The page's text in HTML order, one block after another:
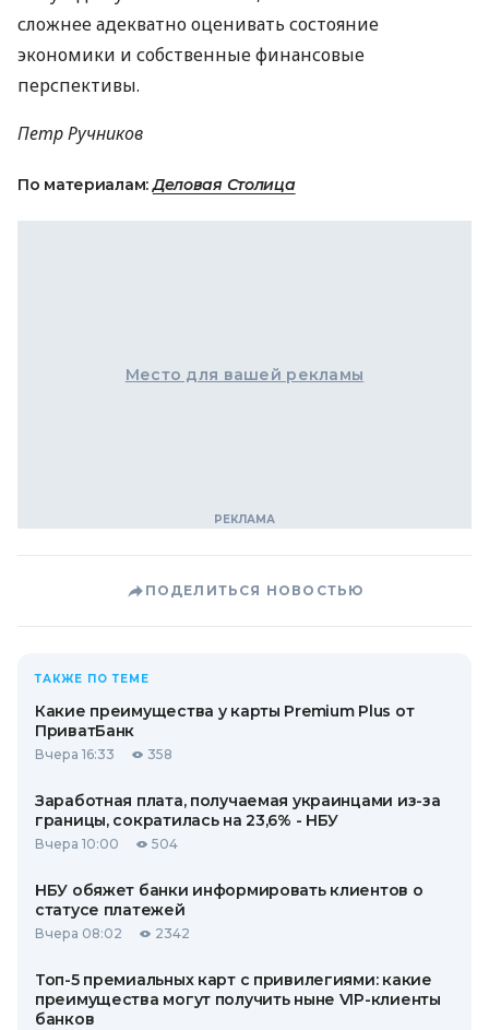
сложнее адекватно оценивать состояние
экономики и собственные финансовые
перспективы.
Петр Ручников
По материалам:Деловая Столица
Место для вашей рекламы
ПОДЕЛИТЬСЯ НОВОСТЬЮ
ТАКЖЕ ПО ТЕМЕ
Какие преимущества у карты Premium Plus от
ПриватБанк
Вчера 16:33 358
Заработная плата, получаемая украинцами из-за
границы, сократилась на 23,6% - НБУ
Вчера 10:00 504
НБУ обяжет банки информировать клиентов о
статусе платежей
Вчера 08:02 2342
Топ-5 премиальных карт с привилегиями: какие
преимущества могут получить ныне VIP-клиенты
банков